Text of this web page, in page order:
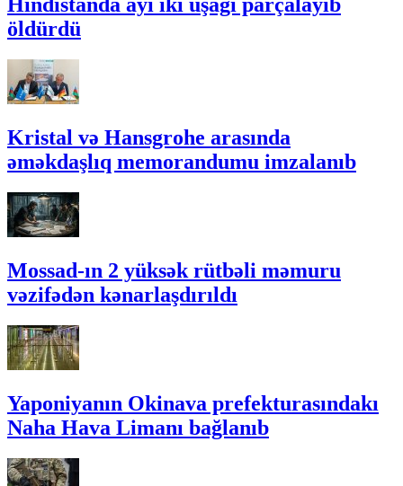
Hindistanda ayı iki uşağı parçalayıb
öldürdü
Kristal və Hansgrohe arasında
əməkdaşlıq memorandumu imzalanıb
Mossad-ın 2 yüksək rütbəli məmuru
vəzifədən kənarlaşdırıldı
Yaponiyanın Okinava prefekturasındakı
Naha Hava Limanı bağlanıb